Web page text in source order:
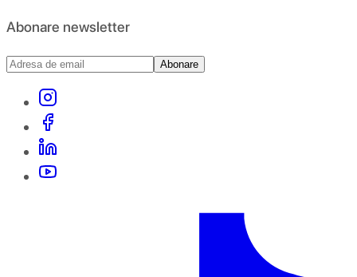
Abonare newsletter
Abonare